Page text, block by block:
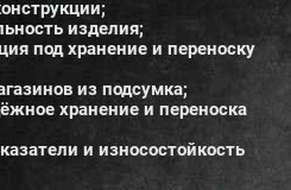
изделия;
под хранение и переноску
из подсумка;
хранение и переноска
и износостойкость